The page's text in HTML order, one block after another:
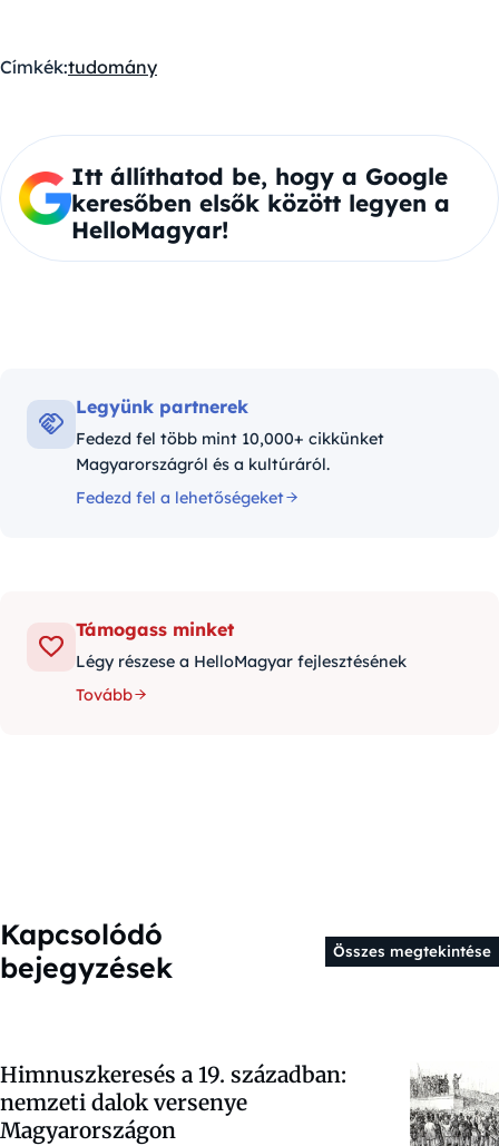
Címkék:tudomány
Itt állíthatod be, hogy a Google
keresőben elsők között legyen a
HelloMagyar!
Legyünk partnerek
Fedezd fel több mint 10,000+ cikkünket
Magyarországról és a kultúráról.
Fedezd fel a lehetőségeket
Támogass minket
Légy részese a HelloMagyar fejlesztésének
Tovább
Kapcsolódó
bejegyzések
Összes megtekintése
Himnuszkeresés a 19. században:
nemzeti dalok versenye
Magyarországon